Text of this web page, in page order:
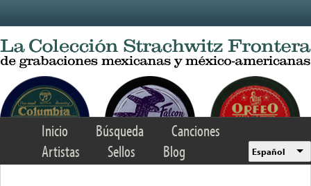
Inicio Búsqueda
Canciones
Artistas
Sellos Blog Español